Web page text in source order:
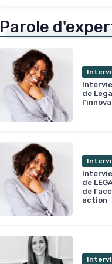
Parole
de
de
de
action